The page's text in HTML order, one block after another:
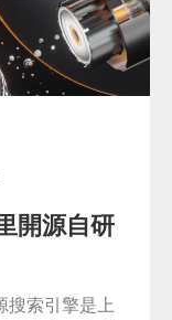
開源自研
搜索引擎是上